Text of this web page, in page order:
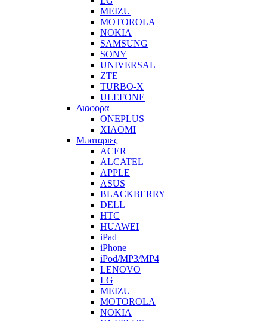
MEIZU
MOTOROLA
NOKIA
SAMSUNG
SONY
UNIVERSAL
ZTE
TURBO-X
ULEFONE
Διαφορα
ONEPLUS
XIAOMI
Μπαταριες
ACER
ALCATEL
APPLE
ASUS
BLACKBERRY
DELL
HTC
HUAWEI
iPad
iPhone
iPod/MP3/MP4
LENOVO
LG
MEIZU
MOTOROLA
NOKIA